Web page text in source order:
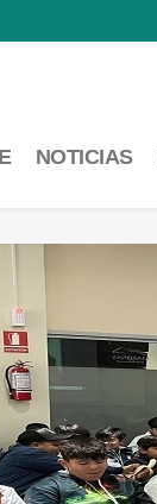
NOTICIAS